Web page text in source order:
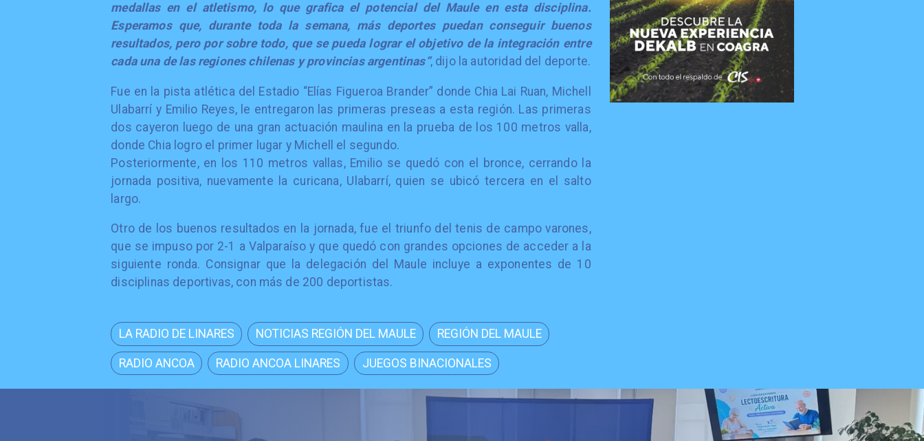
medallas en el atletismo, lo que grafica el potencial del Maule en esta disciplina.
Esperamos que, durante toda la semana, más deportes puedan conseguir buenos
resultados, pero por sobre todo, que se pueda lograr el objetivo de la integración entre
cada una de las regiones chilenas y provincias argentinas”, dijo la autoridad del deporte.
Fue en la pista atlética del Estadio “Elías Figueroa Brander” donde Chia Lai Ruan, Michell
Ulabarrí y Emilio Reyes, le entregaron las primeras preseas a esta región. Las primeras
dos cayeron luego de una gran actuación maulina en la prueba de los 100 metros valla,
donde Chia logro el primer lugar y Michell el segundo.
Posteriormente, en los 110 metros vallas, Emilio se quedó con el bronce, cerrando la
jornada positiva, nuevamente la curicana, Ulabarrí, quien se ubicó tercera en el salto
largo.
Otro de los buenos resultados en la jornada, fue el triunfo del tenis de campo varones,
que se impuso por 2-1 a Valparaíso y que quedó con grandes opciones de acceder a la
siguiente ronda. Consignar que la delegación del Maule incluye a exponentes de 10
disciplinas deportivas, con más de 200 deportistas.
LA RADIO DE LINARES NOTICIAS REGIÓN DEL MAULE REGIÓN DEL MAULE
RADIO ANCOA RADIO ANCOA LINARES JUEGOS BINACIONALES